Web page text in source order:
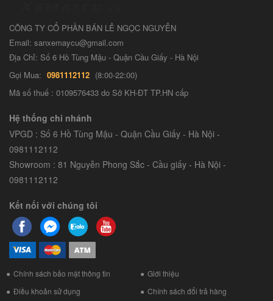
CÔNG TY CỔ PHẦN BÁN LẺ NGỌC NGUYỄN
Email: sanxemaycu@gmail.com
Địa Chỉ: Số 6 Hồ Tùng Mậu - Quận Cầu Giấy - Hà Nội
Gọi Mua: 0981112112 (8:00-22:00)
Mã số thuế : 0109576433 do Sở KH-ĐT TP.HN cấp
Hệ thống chi nhánh
VPGD : Số 6 Hồ Tùng Mậu - Quận Cầu Giấy - Hà Nội -
0981112112
Showroom : 81 Nguyễn Phong Sắc - Cầu giấy - Hà Nội -
0981112112
Kết nối với chúng tôi
Chính sách bảo mật thông tin
Giới thiệu
Điều khoản sử dụng
Chính sách đổi trả hàng